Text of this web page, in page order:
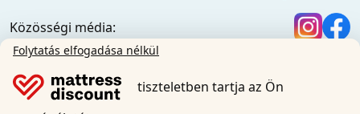
Közösségi média:
Általános információk:
Információs központ
Szállítási feltételek
Általános szerződési feltételek (magánügyfelek)
Folytatás elfogadása nélkül
tiszteletben tartja az Ön